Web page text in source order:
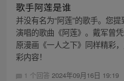
歌手阿莲是谁
并没有名为“阿莲”的歌手。您
演唱的歌曲《阿莲》。戴军曾
原漫画《一人之下》同样精彩
彩内容！
1 个回答 2024年09月16日 19:19